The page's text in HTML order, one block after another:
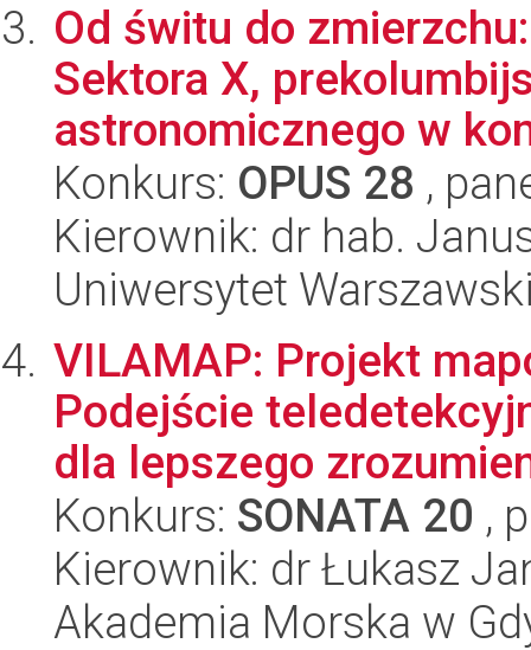
Od świtu do
Sektora X,
astronomicznego w
Konkurs: OPUS 28 ,
Kierownik: dr hab.
Uniwersytet
VILAMAP: Projekt
Podejście
dla lepszego
Konkurs: SONATA 20 ,
Kierownik: dr Łukasz
Akademia Morska w